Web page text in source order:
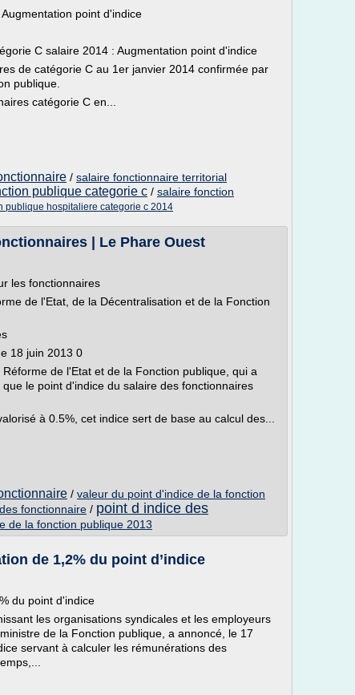
point d'indice
C salaire 2014 : Augmentation point d'indice
de catégorie C au 1er janvier 2014 confirmée par
publique.
catégorie C en...
/ salaire fonctionnaire territorial
publique categorie c / salaire fonction
publique hospitaliere categorie c 2014
| Le Phare Ouest
les fonctionnaires
de l'Etat, de la Décentralisation et de la Fonction
18 juin 2013 0
de l'Etat et de la Fonction publique, qui a
le point d'indice du salaire des fonctionnaires
à 0.5%, cet indice sert de base au calcul des...
/ valeur du point d'indice de la fonction
fonctionnaire / point d indice des
de la fonction publique 2013
de 1,2% du point d’indice
du point d'indice
les organisations syndicales et les employeurs
de la Fonction publique, a annoncé, le 17
servant à calculer les rémunérations des